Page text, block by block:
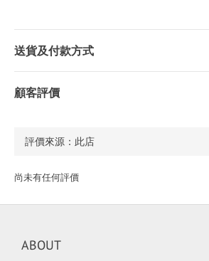
送貨及付款方式
顧客評價
尚未有任何評價
ABOUT